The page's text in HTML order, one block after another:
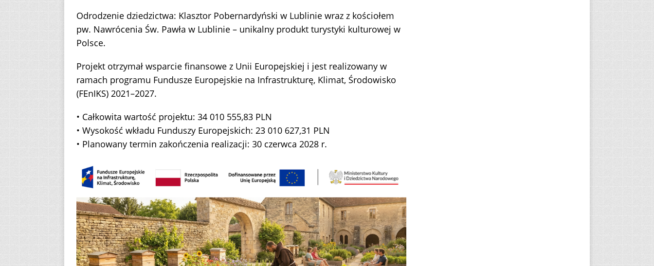
Odrodzenie dziedzictwa: Klasztor Pobernardyński w Lublinie wraz z kościołem
pw. Nawrócenia Św. Pawła w Lublinie – unikalny produkt turystyki kulturowej w
Polsce.
Projekt otrzymał wsparcie finansowe z Unii Europejskiej i jest realizowany w
ramach programu Fundusze Europejskie na Infrastrukturę, Klimat, Środowisko
(FEnIKS) 2021–2027.
• Całkowita wartość projektu: 34 010 555,83 PLN
• Wysokość wkładu Funduszy Europejskich: 23 010 627,31 PLN
• Planowany termin zakończenia realizacji: 30 czerwca 2028 r.